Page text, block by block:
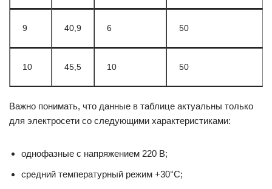
9 40,9 6 50
10 45,5 10 50
Важно понимать, что данные в таблице актуальны только
для электросети со следующими характеристиками:
однофазные с напряжением 220 В;
средний температурный режим +30°C;